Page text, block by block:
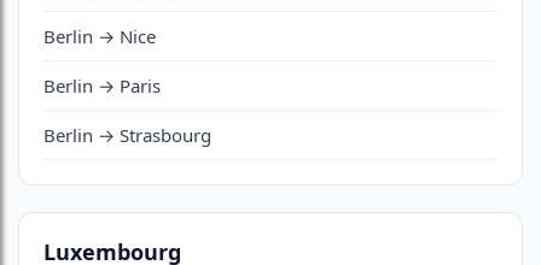
Berlin → Nice
Berlin → Paris
Berlin → Strasbourg
Luxembourg